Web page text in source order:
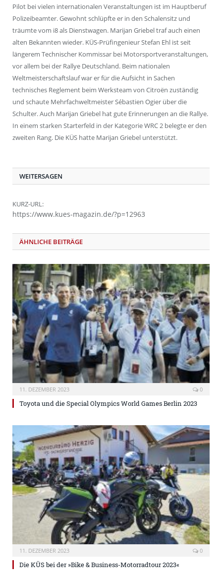
Pilot bei vielen internationalen Veranstaltungen ist im Hauptberuf
Polizeibeamter. Gewohnt schlüpfte er in den Schalensitz und
träumte vom i8 als Dienstwagen. Marijan Griebel traf auch einen
alten Bekannten wieder. KÜS-Prüfingenieur Stefan Ehl ist seit
längerem Technischer Kommissar bei Motorsportveranstaltungen,
vor allem bei der Rallye Deutschland. Beim nationalen
Weltmeisterschaftslauf war er für die Aufsicht in Sachen
technisches Reglement beim Werksteam von Citroën zuständig
und schaute Mehrfachweltmeister Sébastien Ogier über die
Schulter. Auch Marijan Griebel hat gute Erinnerungen an die Rallye.
In einem starken Starterfeld in der Kategorie WRC 2 belegte er den
zweiten Rang. Die KÜS hatte Marijan Griebel unterstützt.
WEITERSAGEN
KURZ-URL:
https://www.kues-magazin.de/?p=12963
ÄHNLICHE BEITRÄGE
11. DEZEMBER 2023 0
Toyota und die Special Olympics World Games Berlin 2023
11. DEZEMBER 2023 0
Die KÜS bei der »Bike & Business-Motorradtour 2023«